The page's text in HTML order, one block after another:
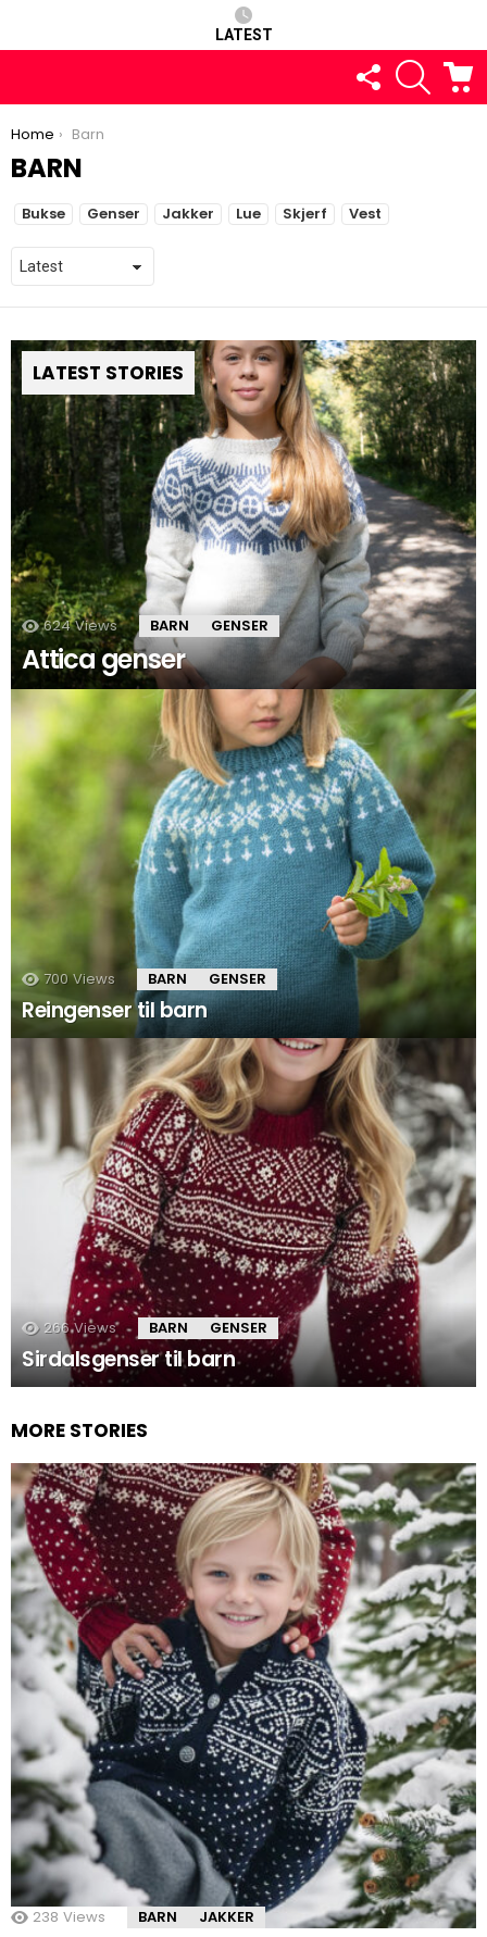
LATEST
FOLLOW
US
SEARCH
You are here:
Home Barn
BARN
SUBTERMS
Bukse Genser Jakker Lue Skjerf Vest
LATEST STORIES
624 Views BARN GENSER
Attica genser
700 Views BARN GENSER
Reingenser til barn
266 Views BARN GENSER
Sirdalsgenser til barn
MORE STORIES
238 Views BARN JAKKER